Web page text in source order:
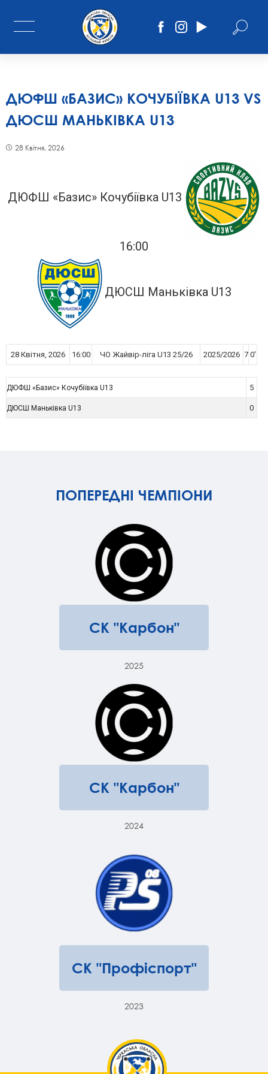
ДЮФШ «БАЗИС» КОЧУБІЇВКА U13 VS
ДЮСШ МАНЬКІВКА U13
28 Квітня, 2026
ДЮФШ «Базис» Кочубіївка U13
16:00
ДЮСШ Маньківка U13
28 Квітня, 2026 16:00 ЧО Жайвір-ліга U13 25/26 2025/2026 7 0'
ДЮФШ «Базис» Кочубіївка U13 5
ДЮСШ Маньківка U13 0
ПОПЕРЕДНІ ЧЕМПІОНИ
СК "Карбон"
2025
СК "Карбон"
2024
СК "Профіспорт"
2023